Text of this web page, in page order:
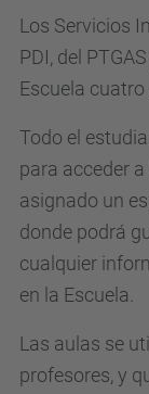
Los Servicios
PDI, del
Escuela
Todo el
para acceder
asignado un
donde podrá
cualquier
en la Escuela.
Las aulas se
profesores, y